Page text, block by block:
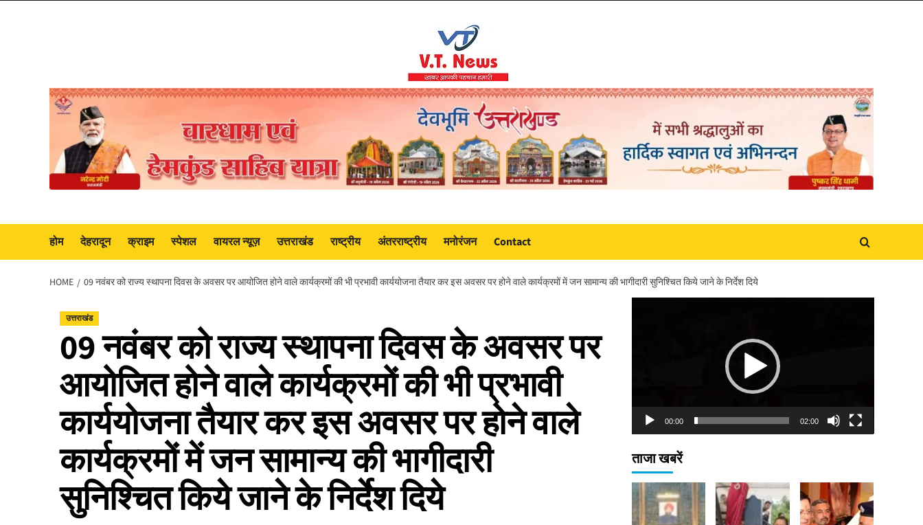
होम देहरादून क्राइम स्पेशल वायरल न्यूज़ उत्तराखंड राष्ट्रीय अंतरराष्ट्रीय मनोरंजन Contact
HOME 09 नवंबर को राज्य स्थापना दिवस के अवसर पर आयोजित होने वाले कार्यक्रमों की भी प्रभावी कार्ययोजना तैयार कर इस अवसर पर होने वाले कार्यक्रमों में जन सामान्य की भागीदारी सुनिश्चित किये जाने के निर्देश दिये
उत्तराखंड
09 नवंबर को राज्य स्थापना दिवस के अवसर पर
आयोजित होने वाले कार्यक्रमों की भी प्रभावी
कार्ययोजना तैयार कर इस अवसर पर होने वाले
कार्यक्रमों में जन सामान्य की भागीदारी
सुनिश्चित किये जाने के निर्देश दिये
00:00 02:00
ताजा खबरें